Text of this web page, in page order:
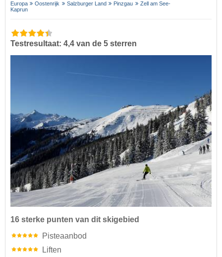
Europa Oostenrijk Salzburger Land Pinzgau
Zell am See-
Kaprun
Testresultaat: 4,4 van de 5 sterren
16 sterke punten van dit skigebied
Pisteaanbod
Liften